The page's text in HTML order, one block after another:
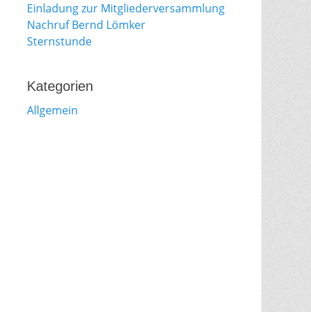
Einladung zur Mitgliederversammlung
Nachruf Bernd Lömker
Sternstunde
Kategorien
Allgemein